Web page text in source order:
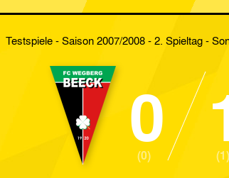
Testspiele - Saison 2007/2008 - 2. Spieltag-
0
(0) (1)